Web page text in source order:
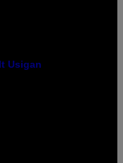
Usigan